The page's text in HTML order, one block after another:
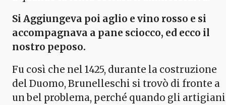
Si Aggiungeva poi aglio e vino rosso e si
accompagnava a pane sciocco, ed ecco il
nostro peposo.
Fu così che nel 1425, durante la costruzione
del Duomo, Brunelleschi si trovò di fronte a
un bel problema, perché quando gli artigiani